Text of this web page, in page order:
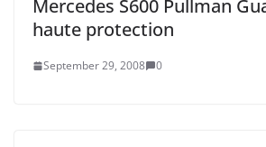
Mercedes S600 Pullman
haute protection
September 29, 2008 0